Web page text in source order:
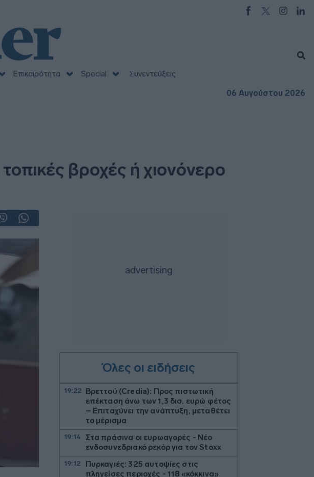
Επικαιρότητα Special
Συνεντεύξεις
06 Αυγούστου 2026
βροχές ή χιονόνερο
Όλες οι ειδήσεις
19:22
Βρεττού (Credia): Προς πιστωτική
επέκταση άνω των 1,3 δισ. ευρώ φέτος
– Επιταχύνει την ανάπτυξη, μεταθέτει
το μέρισμα
19:14
Στα πράσινα οι ευρωαγορές - Νέο
ενδοσυνεδριακό ρεκόρ για τον Stoxx
19:12
Πυρκαγιές: 325 αυτοψίες στις
πληγείσες περιοχές - 118 «κόκκινα»